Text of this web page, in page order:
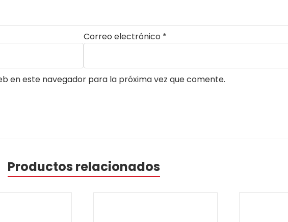
Correo electrónico *
en este navegador para la próxima vez que comente.
Productos relacionados